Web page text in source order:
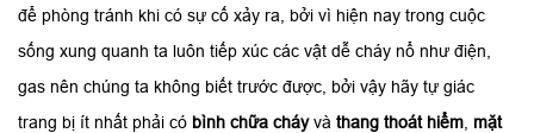
để phòng tránh khi có sự cố xảy ra, bởi vì hiện nay trong cuộc
sống xung quanh ta luôn tiếp xúc các vật dễ cháy nổ như điện,
gas nên chúng ta không biết trước được, bởi vậy hãy tự giác
trang bị ít nhất phải có bình chữa cháyvà thang thoát hiểm mặt